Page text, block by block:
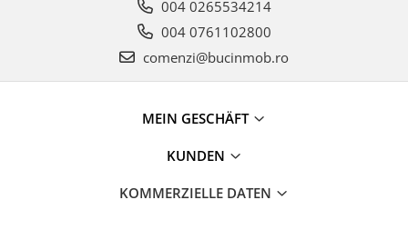
004 0265534214
004 0761102800
comenzi@bucinmob.ro
MEIN GESCHÄFT
KUNDEN
KOMMERZIELLE DATEN